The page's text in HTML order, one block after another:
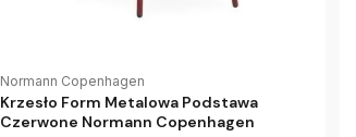
Normann Copenhagen
Krzesło Form Metalowa Podstawa
Czerwone Normann Copenhagen